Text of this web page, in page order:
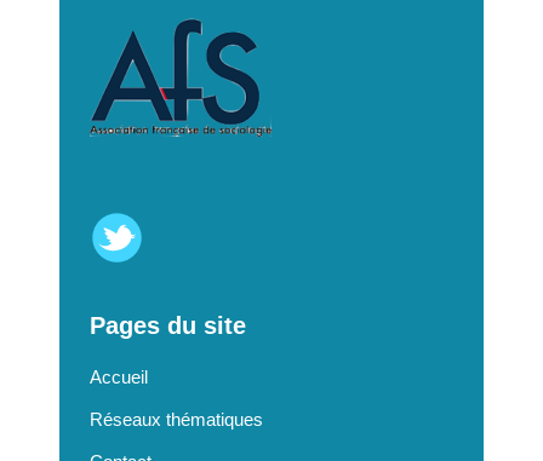
Pages du site
Accueil
Réseaux thématiques